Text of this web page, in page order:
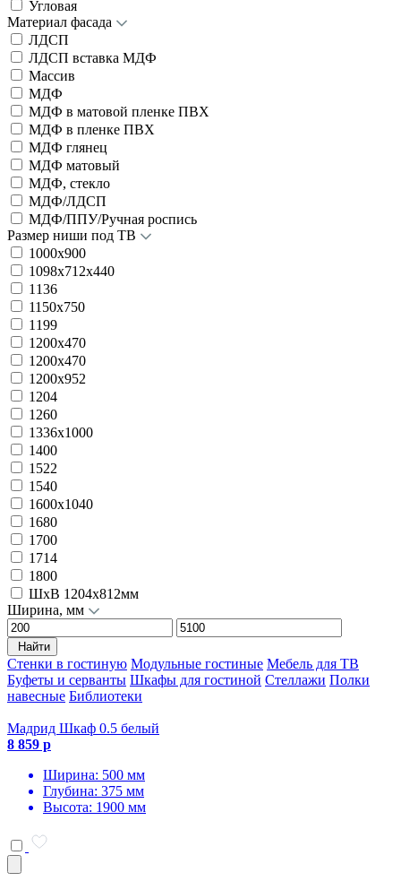
Угловая
Материал фасада
ЛДСП
ЛДСП вставка МДФ
Массив
МДФ
МДФ в матовой пленке ПВХ
МДФ в пленке ПВХ
МДФ глянец
МДФ матовый
МДФ, стекло
МДФ/ЛДСП
МДФ/ППУ/Ручная роспись
Размер ниши под ТВ
1000х900
1098x712x440
1136
1150x750
1199
1200x470
1200х470
1200х952
1204
1260
1336х1000
1400
1522
1540
1600х1040
1680
1700
1714
1800
ШxВ 1204x812мм
Ширина, мм
Найти
Стенки в гостиную Модульные гостиные Мебель для ТВ
Буфеты и серванты Шкафы для гостиной Стеллажи Полки
навесные Библиотеки
Мадрид Шкаф 0.5 белый
8 859 р
Ширина: 500 мм
Глубина: 375 мм
Высота: 1900 мм